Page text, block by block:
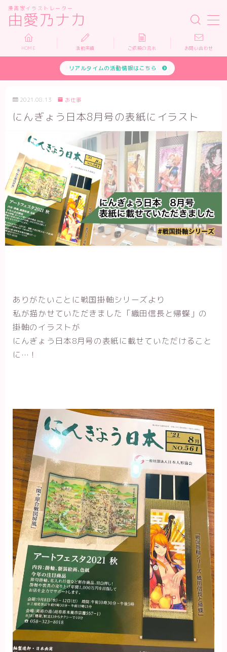
由愛乃ナカ
漫画家イラストレーター
MENU
活動実績
お問い合わせ
HOME 活動実績 ご依頼の流れ お問い合わせ
リアルタイムの活動情報はこちら
2021.08.13 お仕事
にんぎょう日本8月号の表紙にイラスト
ありがたいことに戦国掛軸シリーズより
私が描かせていただきました「織田信長と帰蝶」の
掛軸のイラストが
にんぎょう日本8月号の表紙に載せていただけること
に…！